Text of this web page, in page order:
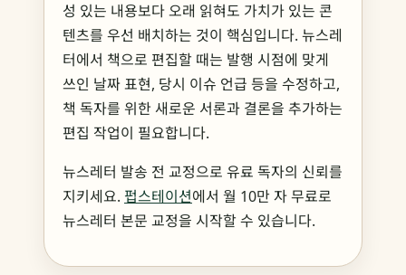
성 있는 내용보다 오래 읽혀도 가치가 있는 콘
텐츠를 우선 배치하는 것이 핵심입니다. 뉴스레
터에서 책으로 편집할 때는 발행 시점에 맞게
쓰인 날짜 표현, 당시 이슈 언급 등을 수정하고,
책 독자를 위한 새로운 서론과 결론을 추가하는
편집 작업이 필요합니다.
뉴스레터 발송 전 교정으로 유료 독자의 신뢰를
지키세요. 펍스테이션에서 월 10만 자 무료로
뉴스레터 본문 교정을 시작할 수 있습니다.